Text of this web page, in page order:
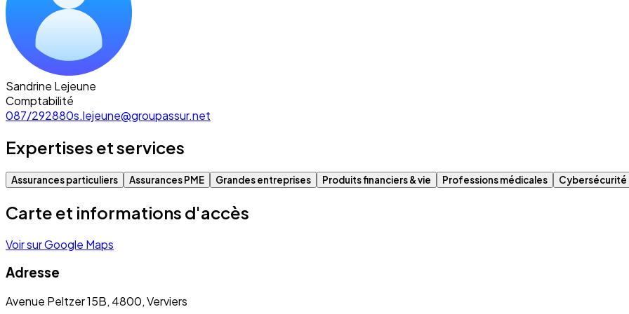
Sandrine Lejeune
Comptabilité
087/292880s.lejeune@groupassur.net
Expertises et services
Assurances particuliers Assurances PME Grandes entreprises Produits financiers & vie Professions médicales Cybersécurité
Carte et informations d'accès
Voir sur Google Maps
Adresse
Avenue Peltzer 15B, 4800, Verviers